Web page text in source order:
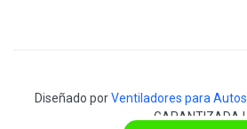
Diseñado porVentiladores para Autos
GARANTIZADA !